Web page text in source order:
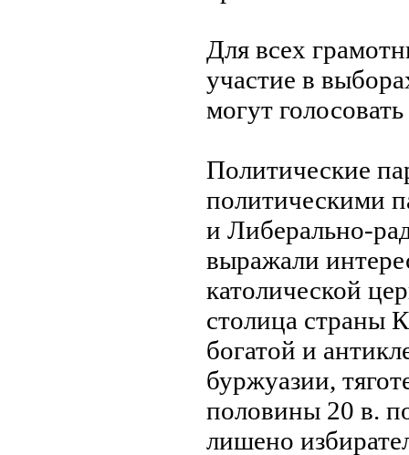
Для всех
участие в
могут
Политические
политическими
и Либерально-
выражали
католической
столица страны
богатой и
буржуазии,
половины 20 в.
лишено